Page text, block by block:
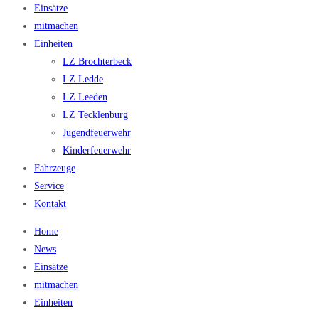
Einsätze
mitmachen
Einheiten
LZ Brochterbeck
LZ Ledde
LZ Leeden
LZ Tecklenburg
Jugendfeuerwehr
Kinderfeuerwehr
Fahrzeuge
Service
Kontakt
Home
News
Einsätze
mitmachen
Einheiten